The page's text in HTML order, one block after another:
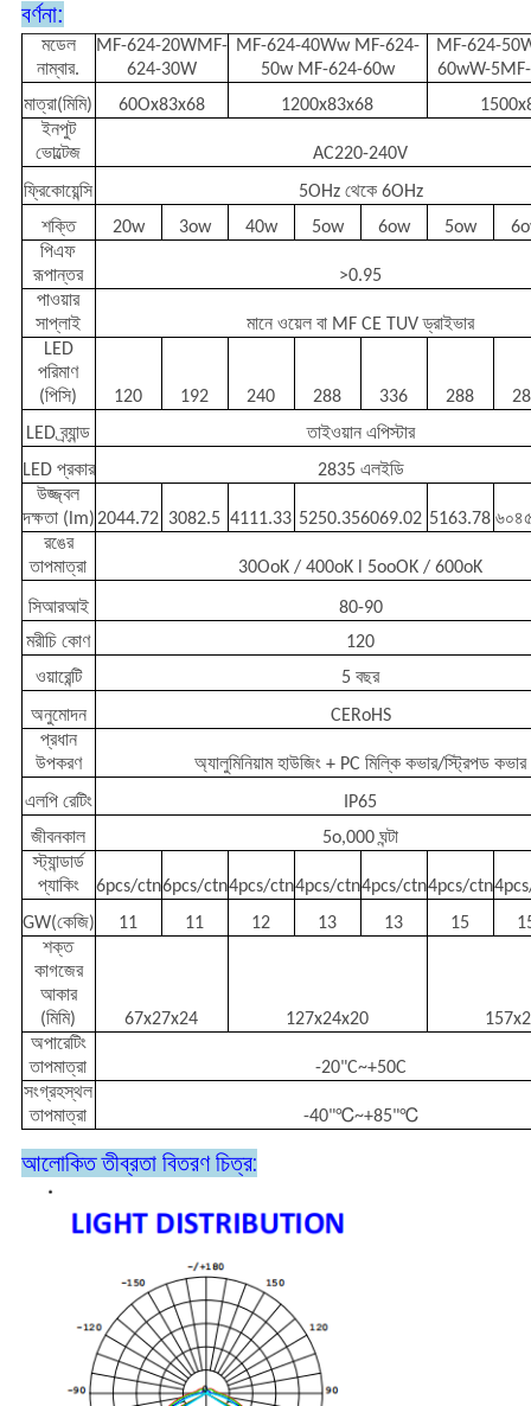
বর্ণনা:
মডেল
নাম্বার.
MF-624-20WMF-
624-30W
MF-624-40Ww MF-624-
50w MF-624-60w
MF-624-
60wW-
মাত্রা(মিমি)
60Ox83x68 1200x83x68
ইনপুট
ভোল্টেজ
AC220-240V
ফ্রিকোয়েন্সি
5OHz থেকে 6OHz
শক্তি
20w 3ow 40w 5ow 6ow 5ow
পিএফ
রূপান্তর
>0.95
পাওয়ার
সাপ্লাই
মানে ওয়েল বা MF CE TUV ড্রাইভার
LED
পরিমাণ
(পিসি)
120 192 240 288 336 288
LED ব্র্যান্ড
তাইওয়ান এপিস্টার
LED প্রকার
2835 এলইডি
উজ্জ্বল
দক্ষতা (lm) 2044.72 3082.5 4111.33 5250.356069.02 5163.78
রঙের
তাপমাত্রা
30OoK / 400oK l 5ooOK / 600oK
সিআরআই
80-90
মরীচি কোণ
120
ওয়ারেন্টি
5 বছর
অনুমোদন
CERoHS
প্রধান
উপকরণ
অ্যালুমিনিয়াম হাউজিং + PC মিল্কি কভার/স্ট্রিপড কভার
এলপি রেটিং
IP65
জীবনকাল
5o,000 ঘন্টা
স্ট্যান্ডার্ড
প্যাকিং
6pcs/ctn6pcs/ctn4pcs/ctn4pcs/ctn4pcs/ctn4pcs/ctn
GW(কেজি)
11 11 12 13 13 15
শক্ত
কাগজের
আকার
(মিমি)
67x27x24 127x24x20
অপারেটিং
তাপমাত্রা
-20"C~+50C
সংগ্রহস্থল
তাপমাত্রা
-40"℃~+85"℃
আলোকিত তীব্রতা বিতরণ চিত্র: